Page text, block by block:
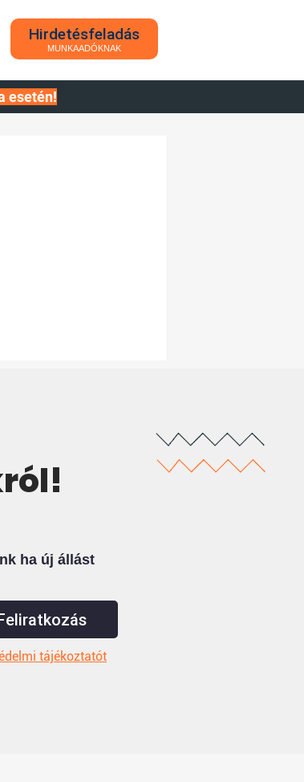
Hirdetésfeladás
MUNKAADÓKNAK
esetén!
ha új állást
tájékoztatót